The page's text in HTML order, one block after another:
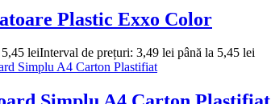
Plastic Exxo Color
5,45 leiInterval de prețuri: 3,49 lei până la 5,45 lei